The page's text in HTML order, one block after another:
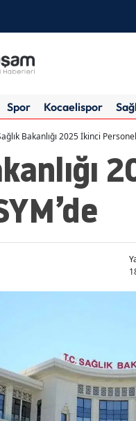
Spor Kocaelispor
Bakanlığı 2025 İkinci